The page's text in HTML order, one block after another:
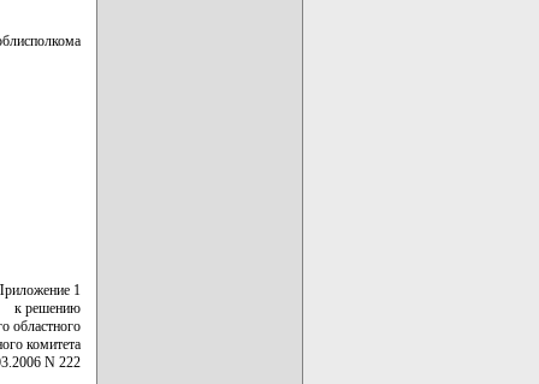
1
к решению
областного
комитета
N 222